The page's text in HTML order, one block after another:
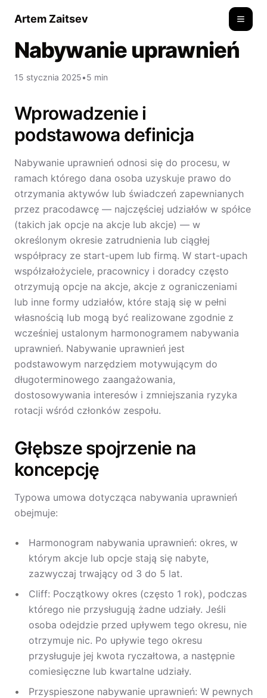
Artem Zaitsev
Nabywanie uprawnień
15 stycznia 2025•5 min
Wprowadzenie i
podstawowa definicja
Nabywanie uprawnień odnosi się do procesu, w
ramach którego dana osoba uzyskuje prawo do
otrzymania aktywów lub świadczeń zapewnianych
przez pracodawcę — najczęściej udziałów w spółce
(takich jak opcje na akcje lub akcje) — w
określonym okresie zatrudnienia lub ciągłej
współpracy ze start-upem lub firmą. W start-upach
współzałożyciele, pracownicy i doradcy często
otrzymują opcje na akcje, akcje z ograniczeniami
lub inne formy udziałów, które stają się w pełni
własnością lub mogą być realizowane zgodnie z
wcześniej ustalonym harmonogramem nabywania
uprawnień. Nabywanie uprawnień jest
podstawowym narzędziem motywującym do
długoterminowego zaangażowania,
dostosowywania interesów i zmniejszania ryzyka
rotacji wśród członków zespołu.
Głębsze spojrzenie na
koncepcję
Typowa umowa dotycząca nabywania uprawnień
obejmuje:
Harmonogram nabywania uprawnień: okres, w
którym akcje lub opcje stają się nabyte,
zazwyczaj trwający od 3 do 5 lat.
Cliff: Początkowy okres (często 1 rok), podczas
którego nie przysługują żadne udziały. Jeśli
osoba odejdzie przed upływem tego okresu, nie
otrzymuje nic. Po upływie tego okresu
przysługuje jej kwota ryczałtowa, a następnie
comiesięczne lub kwartalne udziały.
Przyspieszone nabywanie uprawnień: W pewnych